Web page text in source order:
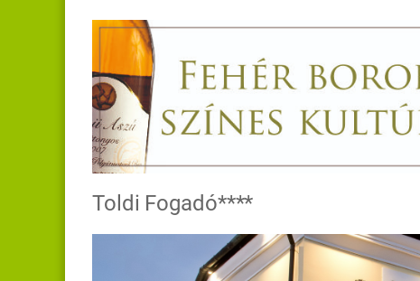
Toldi Fogadó****